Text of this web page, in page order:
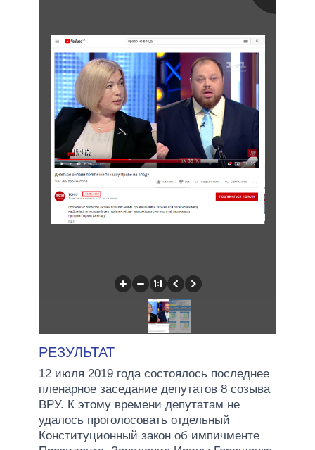
РЕЗУЛЬТАТ
12 июля 2019 года состоялось последнее
пленарное заседание депутатов 8 созыва
ВРУ. К этому времени депутатам не
удалось проголосовать отдельный
Конституционный закон об импичменте